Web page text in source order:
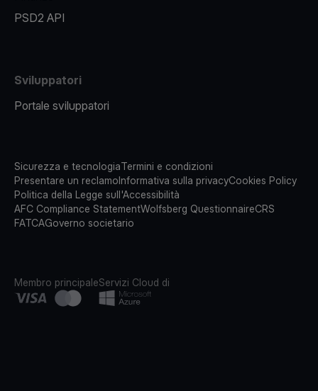
PSD2 API
Sviluppatori
Portale sviluppatori
Sicurezza e tecnologiaTermini e condizioni
Presentare un reclamoInformativa sulla privacyCookies Policy
Politica della Legge sull'Accessibilità
AFC Compliance StatementWolfsberg QuestionnaireCRS
FATCAGoverno societario
Membro principaleServizi Cloud di